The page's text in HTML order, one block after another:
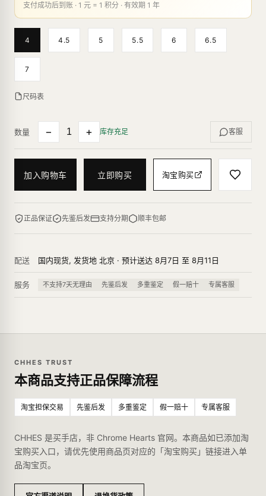
支付成功后到账 · 1 元 = 1 积分 · 有效期 1 年
4 4.5 5 5.5 6 6.5
7
尺码表
数量 − + 库存充足 客服
加入购物车 立即购买 淘宝购买
正品保证 先鉴后发 支持分期 顺丰包邮
配送 国内现货, 发货地 北京 · 预计送达 8月7日 至 8月11日
服务 不支持7天无理由 先鉴后发 多重鉴定 假一赔十 专属客服
CHHES TRUST
本商品支持正品保障流程
淘宝担保交易 先鉴后发 多重鉴定 假一赔十 专属客服
CHHES 是买手店，非 Chrome Hearts 官网。本商品如已添加淘
宝购买入口，请优先使用商品页对应的「淘宝购买」链接进入单
品淘宝页。